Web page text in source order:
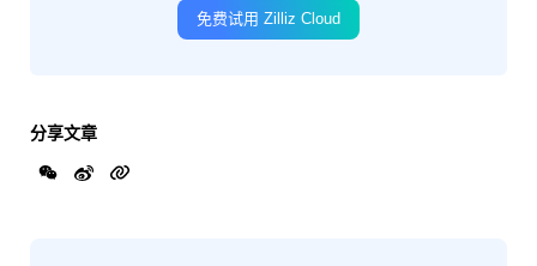
免费试用 Zilliz Cloud
分享文章